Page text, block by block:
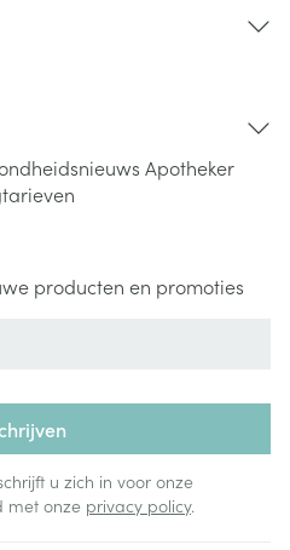
Apotheker
producten en promoties
u zich in voor onze
met onze privacy policy.